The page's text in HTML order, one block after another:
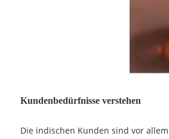
Kundenbedürfnisse verstehen
Die indischen Kunden sind vor